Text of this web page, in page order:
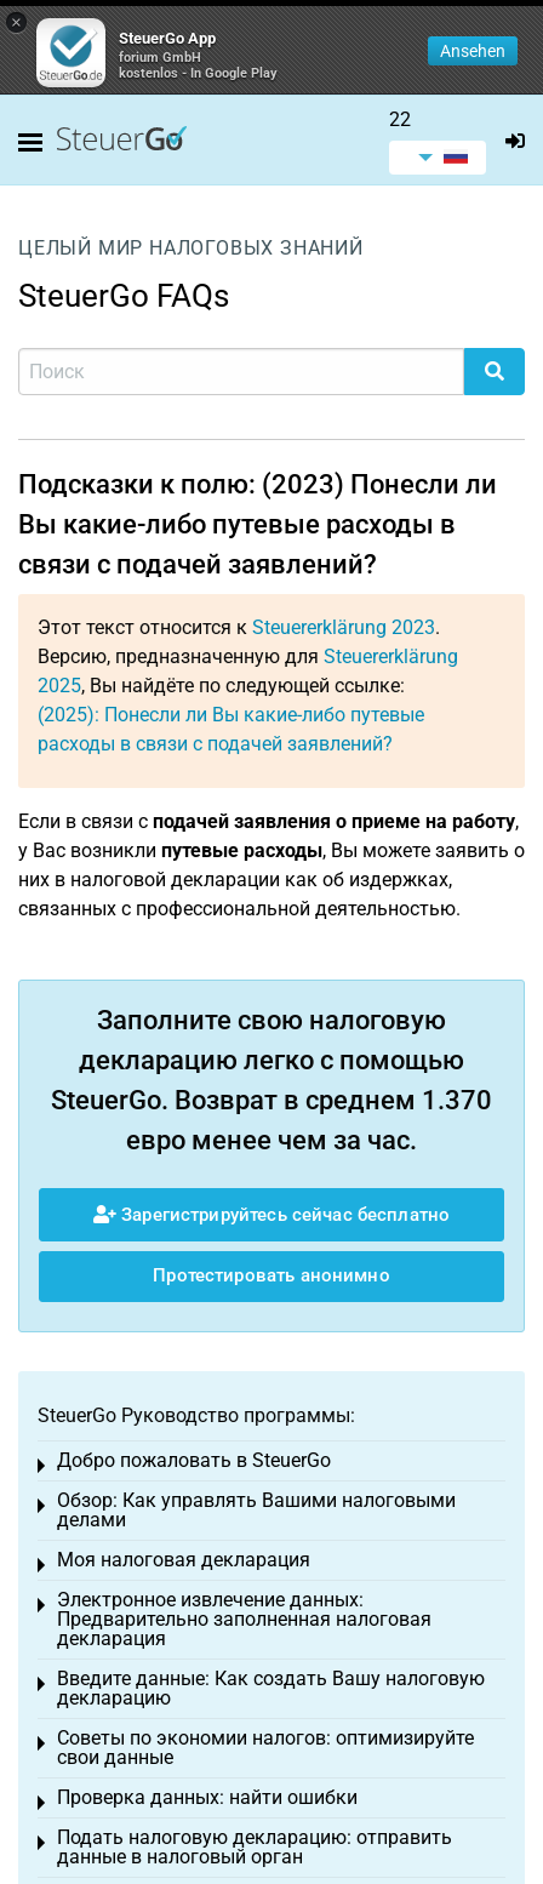
×
SteuerGo App
forium GmbH
kostenlos - In Google Play
Ansehen
22
ЦЕЛЫЙ МИР НАЛОГОВЫХ ЗНАНИЙ
SteuerGo FAQs
Подсказки к полю: (2023) Понесли ли
Вы какие-либо путевые расходы в
связи с подачей заявлений?
Этот текст относится к Steuererklärung 2023.
Версию, предназначенную для Steuererklärung
2025, Вы найдёте по следующей ссылке:
(2025): Понесли ли Вы какие-либо путевые
расходы в связи с подачей заявлений?
Если в связи с подачей заявления о приеме на работу,
у Вас возникли путевые расходы, Вы можете заявить о
них в налоговой декларации как об издержках,
связанных с профессиональной деятельностью.
Заполните свою налоговую
декларацию легко с помощью
SteuerGo. Возврат в среднем 1.370
евро менее чем за час.
Зарегистрируйтесь сейчас бесплатно
Протестировать анонимно
SteuerGo Руководство программы:
Добро пожаловать в SteuerGo
Toggle menu
Обзор: Как управлять Вашими налоговыми
делами
Toggle menu
Моя налоговая декларация
Toggle menu
Электронное извлечение данных:
Предварительно заполненная налоговая
декларация
Toggle menu
Введите данные: Как создать Вашу налоговую
декларацию
Toggle menu
Советы по экономии налогов: оптимизируйте
свои данные
Toggle menu
Проверка данных: найти ошибки
Toggle menu
Подать налоговую декларацию: отправить
данные в налоговый орган
Toggle menu